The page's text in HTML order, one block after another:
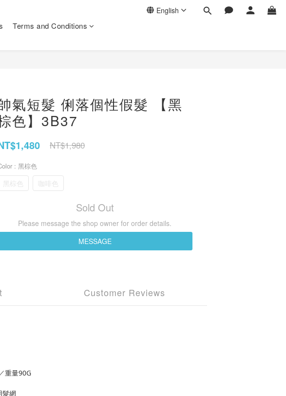
English
Terms and Conditions
氣短髮 俐落個性假髮 【黑
色】3B37
NT$1,980
: 黑棕色
黑棕色 咖啡色
Sold Out
Please message the shop owner for order details.
MESSAGE
Customer Reviews
重量90G
髮網